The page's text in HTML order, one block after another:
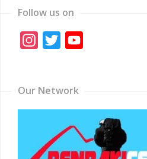
Follow us on
Instagram
Twitter
Our Network